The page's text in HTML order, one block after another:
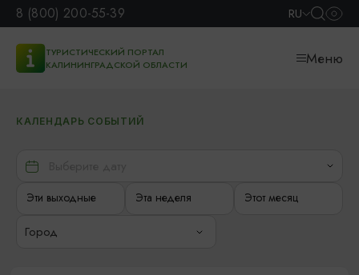
8 (800) 200-55-39 RU
ТУРИСТИЧЕСКИЙ ПОРТАЛ
КАЛИНИНГРАДСКОЙ ОБЛАСТИ
Меню
КАЛЕНДАРЬ СОБЫТИЙ
Эти выходные Эта неделя Этот месяц
Город